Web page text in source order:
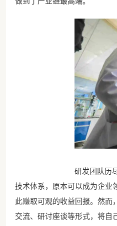
研发团队历
技术体系，原本可以成为企业
此赚取可观的收益回报。然而
交流、研讨座谈等形式，将自